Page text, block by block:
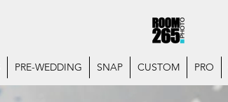
PRE-WEDDING SNAP CUSTOM PRO